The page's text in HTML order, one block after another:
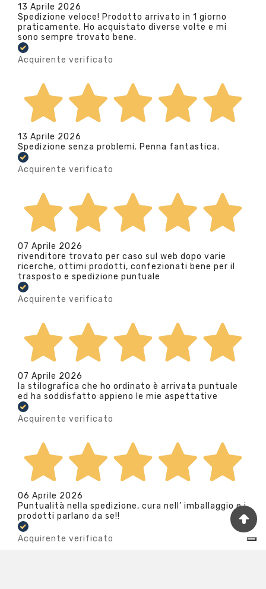
13 Aprile 2026
Spedizione veloce! Prodotto arrivato in 1 giorno
praticamente. Ho acquistato diverse volte e mi
sono sempre trovato bene.
Acquirente verificato
13 Aprile 2026
Spedizione senza problemi. Penna fantastica.
Acquirente verificato
07 Aprile 2026
rivenditore trovato per caso sul web dopo varie
ricerche, ottimi prodotti, confezionati bene per il
trasposto e spedizione puntuale
Acquirente verificato
07 Aprile 2026
la stilografica che ho ordinato è arrivata puntuale
ed ha soddisfatto appieno le mie aspettative
Acquirente verificato
06 Aprile 2026
Puntualità nella spedizione, cura nell’ imballaggio e i
prodotti parlano da se!!
Acquirente verificato